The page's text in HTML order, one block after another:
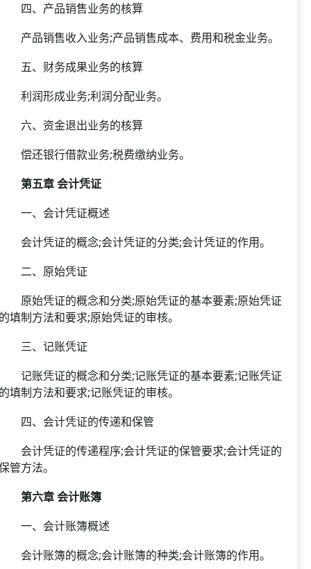
、产品销售业务的核算
品销售收入业务;产品销售成本、费用和税金业务。
、财务成果业务的核算
润形成业务;利润分配业务。
、资金退出业务的核算
还银行借款业务;税费缴纳业务。
第五章 会计凭证
、会计凭证概述
计凭证的概念;会计凭证的分类;会计凭证的作用。
、原始凭证
始凭证的概念和分类;原始凭证的基本要素;原始凭证
填制方法和要求;原始凭证的审核。
、记账凭证
账凭证的概念和分类;记账凭证的基本要素;记账凭证
填制方法和要求;记账凭证的审核。
、会计凭证的传递和保管
计凭证的传递程序;会计凭证的保管要求;会计凭证的
管方法。
第六章 会计账簿
、会计账簿概述
计账簿的概念;会计账簿的种类;会计账簿的作用。